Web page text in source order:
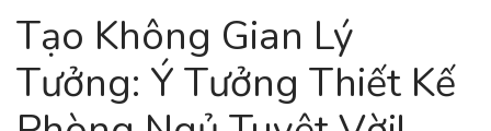
Tạo Không Gian Lý
Tưởng: Ý Tưởng Thiết Kế